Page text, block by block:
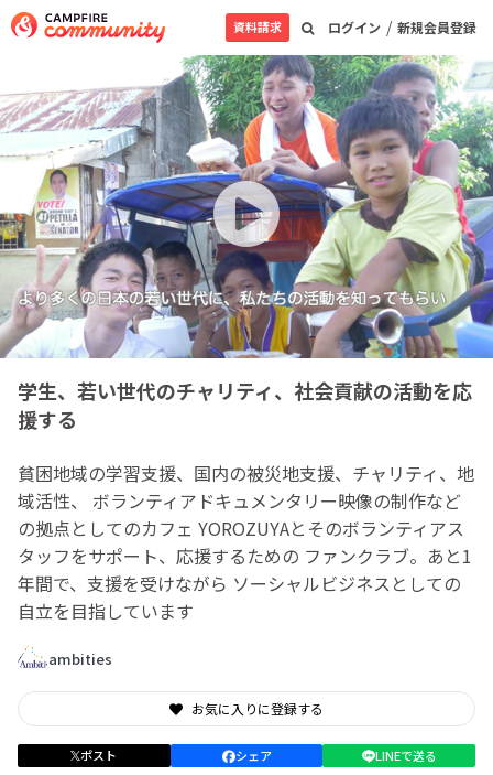
ログイン / 新規会員登録
資料請求
学生、若い世代のチャリティ、社会貢献の活動を応
援する
貧困地域の学習支援、国内の被災地支援、チャリティ、地
域活性、 ボランティアドキュメンタリー映像の制作など
の拠点としてのカフェ YOROZUYAとそのボランティアス
タッフをサポート、応援するための ファンクラブ。あと1
年間で、支援を受けながら ソーシャルビジネスとしての
自立を目指しています
ambities
お気に入りに登録する
ポスト シェア LINEで送る